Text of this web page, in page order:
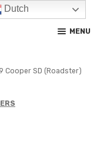
MENU
Cooper SD (Roadster)
Dutch